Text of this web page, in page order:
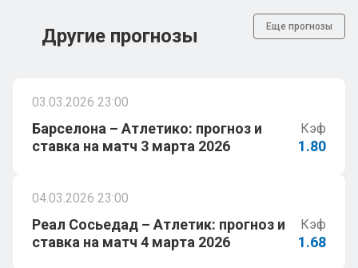
Другие прогнозы Еще прогнозы
03.03.2026 23:00
Барселона – Атлетико: прогноз и
ставка на матч 3 марта 2026
Кэф
1.80
04.03.2026 23:00
Реал Сосьедад – Атлетик: прогноз и
ставка на матч 4 марта 2026
Кэф
1.68